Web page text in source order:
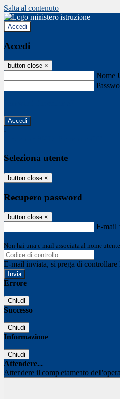
Salta al contenuto
Accedi
Accedi
button close ×
Nome
-
Seleziona utente
button close ×
Recupero password
button close ×
E-mail
Non hai una e-mail associata al nome
E-mail inviata, si prega di controllare
Errore
Chiudi
Successo
Chiudi
Informazione
Chiudi
Attendere...
Attendere il completamento